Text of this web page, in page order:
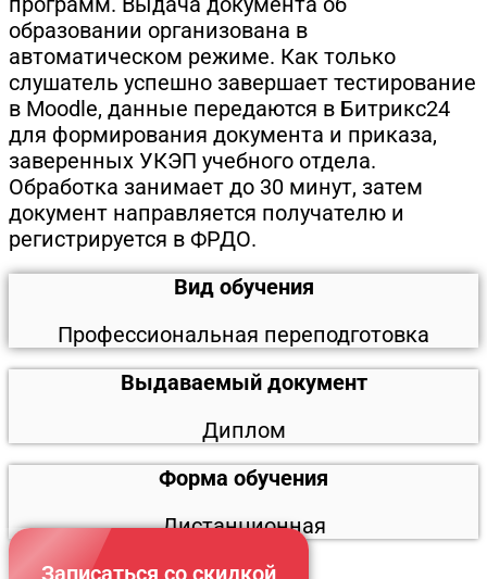
образовании организована в
автоматическом режиме. Как только
слушатель успешно завершает тестирование
в Moodle, данные передаются в Битрикс24
для формирования документа и приказа,
заверенных УКЭП учебного отдела.
Обработка занимает до 30 минут, затем
документ направляется получателю и
регистрируется в ФРДО.
Вид обучения
Профессиональная переподготовка
Выдаваемый документ
Диплом
Форма обучения
Дистанционная
Записаться со скидкой